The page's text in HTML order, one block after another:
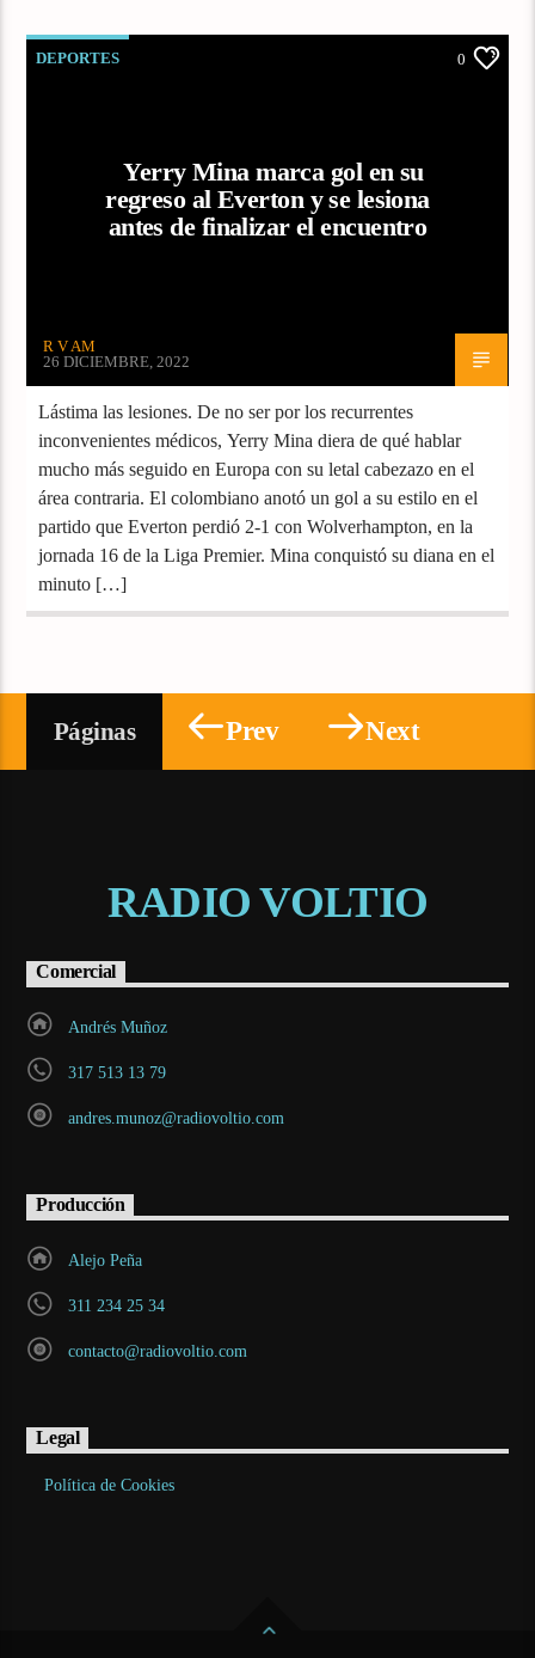
DEPORTES 0
Yerry Mina marca gol en su
regreso al Everton y se lesiona
antes de finalizar el encuentro
R V AM
26 DICIEMBRE, 2022
Lástima las lesiones. De no ser por los recurrentes
inconvenientes médicos, Yerry Mina diera de qué hablar
mucho más seguido en Europa con su letal cabezazo en el
área contraria. El colombiano anotó un gol a su estilo en el
partido que Everton perdió 2-1 con Wolverhampton, en la
jornada 16 de la Liga Premier. Mina conquistó su diana en el
minuto […]
Páginas Prev Next
RADIO VOLTIO
Comercial
Andrés Muñoz
317 513 13 79
andres.munoz@radiovoltio.com
Producción
Alejo Peña
311 234 25 34
contacto@radiovoltio.com
Legal
Política de Cookies